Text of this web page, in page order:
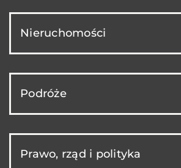
Nieruchomości
Podróże
Prawo, rząd i polityka